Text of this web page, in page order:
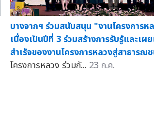
บางจากฯ ร่วมสนับสนุน "งานโครงการ
เนื่องเป็นปีที่ 3 ร่วมสร้างการรับรู้และเผ
สำเร็จของงานโครงการหลวงสู่สาธารณ
โครงการหลวง ร่วมกั... 23 ก.ค.